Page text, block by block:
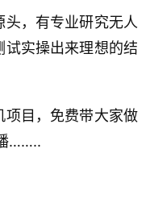
，有专业研究无人
实操出来理想的结
项目，免费带大家做
……..